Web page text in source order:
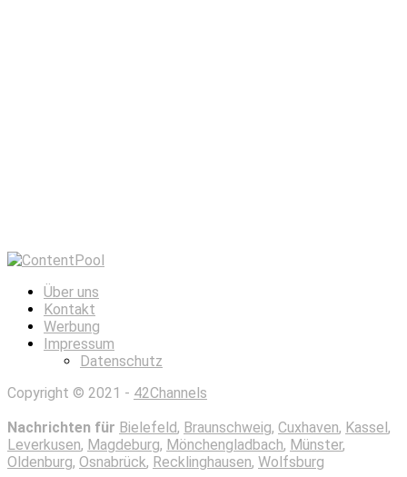
Über uns
Kontakt
Werbung
Impressum
Datenschutz
Copyright © 2021 - 42Channels
Nachrichten für Bielefeld, Braunschweig, Cuxhaven, Kassel,
Leverkusen, Magdeburg, Mönchengladbach, Münster,
Oldenburg, Osnabrück, Recklinghausen, Wolfsburg